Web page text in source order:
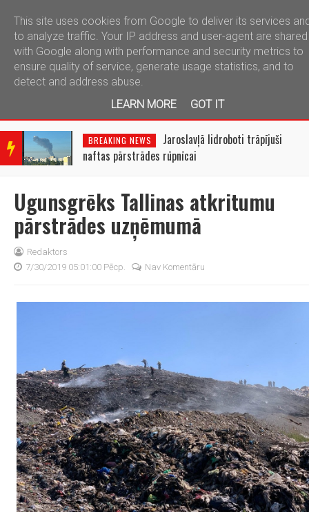
telegram
BRE
AKIN
NEW
BREAKING NEWS
Jaroslavļā lidroboti trāpījuši
naftas pārstrādes rūpnīcai
Ugunsgrēks Tallinas atkritumu
pārstrādes uzņēmumā
Redaktors
7/30/2019 05:01:00 Pēcp.
Nav Komentāru
This site uses cookies from Google to deliver its services
to analyze traffic. Your IP address and user-agent are shared
with Google along with performance and security metrics to
ensure quality of service, generate usage statistics, and to
detect and address abuse.
LEARN MORE
GOT IT